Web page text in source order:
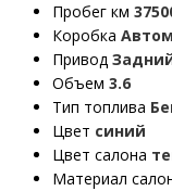
Пробег км
Коробка
Привод
Объем 3.6
Тип топлива
Цвет синий
Цвет салона
Материал